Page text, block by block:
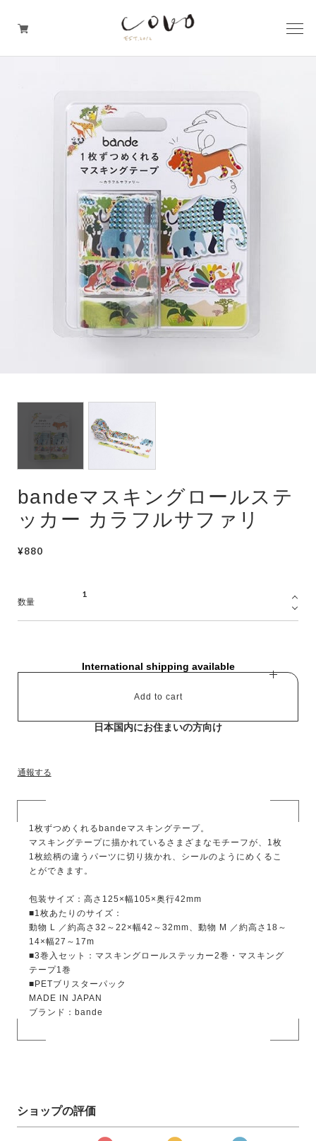
机周りの道具
TRAVELER'S notebook
covo design
その他の暮らしの道具
ガレージセール
bandeマスキングロールステ
ッカー カラフルサファリ
¥880
数量
International shipping available
Add to cart
日本国内にお住まいの方向け
通報する
1枚ずつめくれるbandeマスキングテープ。
マスキングテープに描かれているさまざまなモチーフが、1枚
1枚絵柄の違うパーツに切り抜かれ、シールのようにめくるこ
とができます。
包装サイズ：高さ125×幅105×奥行42mm
■1枚あたりのサイズ：
動物 L ／約高さ32～22×幅42～32mm、動物 M ／約高さ18～
14×幅27～17m
■3巻入セット：マスキングロールステッカー2巻・マスキング
テープ1巻
■PETブリスターパック
MADE IN JAPAN
ブランド：bande
ショップの評価